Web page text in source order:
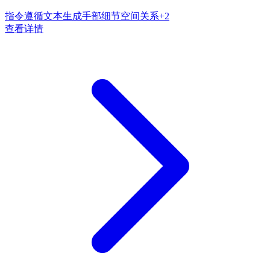
指令遵循文本生成手部细节空间关系+2
查看详情